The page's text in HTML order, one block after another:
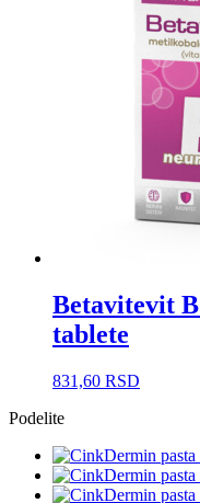
Betavitevit
tablete
831,60 RSD
Podelite